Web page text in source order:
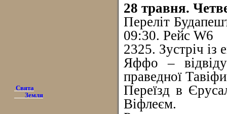
Свята
Земля
28 травня.
Переліт
09:30. Рейс W6
2325. Зустріч із
Яффо –
праведної
Переїзд в
Віфлеєм.